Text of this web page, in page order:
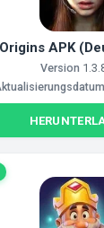
APK
Version